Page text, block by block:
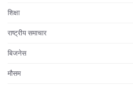
शिक्षा
राष्ट्रीय समाचार
बिजनेस
मौसम